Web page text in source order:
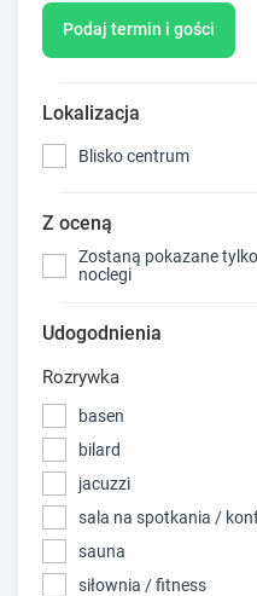
Podaj termin i gości
Lokalizacja
Blisko centrum
Z oceną
Zostaną pokazane
noclegi
Udogodnienia
Rozrywka
basen
bilard
jacuzzi
sala na spotkania /
sauna
siłownia / fitness